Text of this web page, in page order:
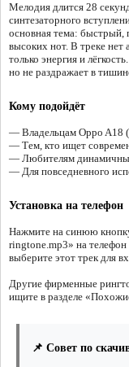
Мелодия длится 28
синтезаторного
основная тема: быстрый,
высоких нот. В треке нет
только энергия и
но не раздражает в
Кому подойдёт
— Владельцам Oppo A18
— Тем, кто ищет
— Любителям
— Для повседневного
Установка на телефон
Нажмите на синюю
ringtone.mp3» на
выберите этот трек для
Другие фирменные
ищите в разделе
📌 Совет по